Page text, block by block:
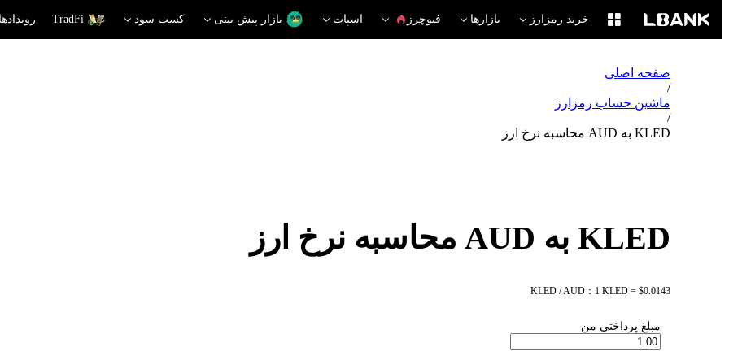
خرید رمزارز بازارها فیوچرز اسپات بازار پیش بینی کسب سود TradFi
صفحه اصلی
/
ماشین حساب رمزارز
/
KLED به AUD محاسبه نرخ ارز
KLED به AUD محاسبه نرخ ارز
KLED / AUD：1 KLED = $0.0143
مبلغ پرداختی من